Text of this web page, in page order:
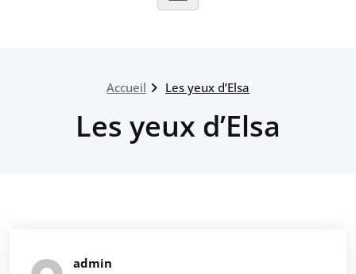
Accueil Les yeux d’Elsa
Les yeux d’Elsa
admin